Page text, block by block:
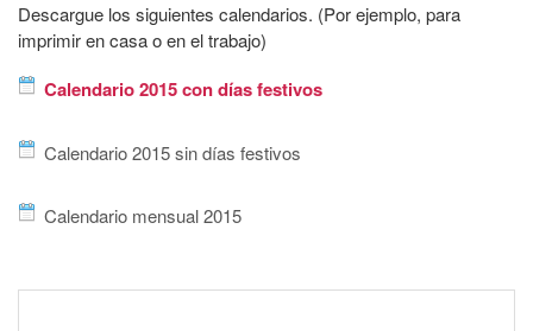
Descargue los siguientes calendarios. (Por ejemplo, para
imprimir en casa o en el trabajo)
Calendario 2015 con días festivos
Calendario 2015 sin días festivos
Calendario mensual 2015